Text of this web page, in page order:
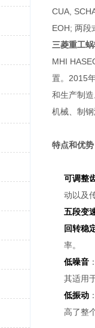
CUA,
EOH; 两段
三菱重工
MHI
置。2015
和生产制
机械、制
特点和优
可调整
动以及
五段变
回转稳
率。
低噪音
其适用
低振动
高了整